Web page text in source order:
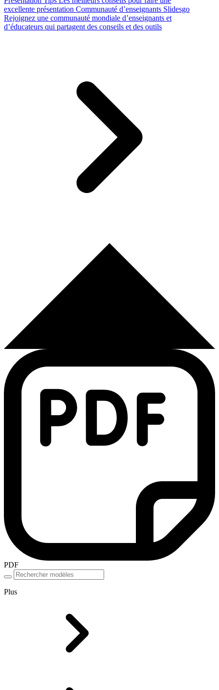
excellente présentation Communauté d’enseignants Slidesgo
Rejoignez une communauté mondiale d’enseignants et
d’éducateurs qui partagent des conseils et des outils
PDF
Plus